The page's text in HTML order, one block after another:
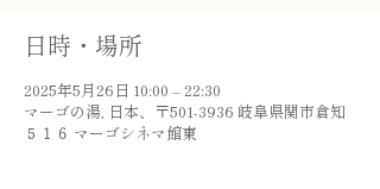
日時・場所
2025年5月26日 10:00 – 22:30
マーゴの湯, 日本、〒501-3936 岐阜県関市倉知
５１６ マーゴシネマ館東